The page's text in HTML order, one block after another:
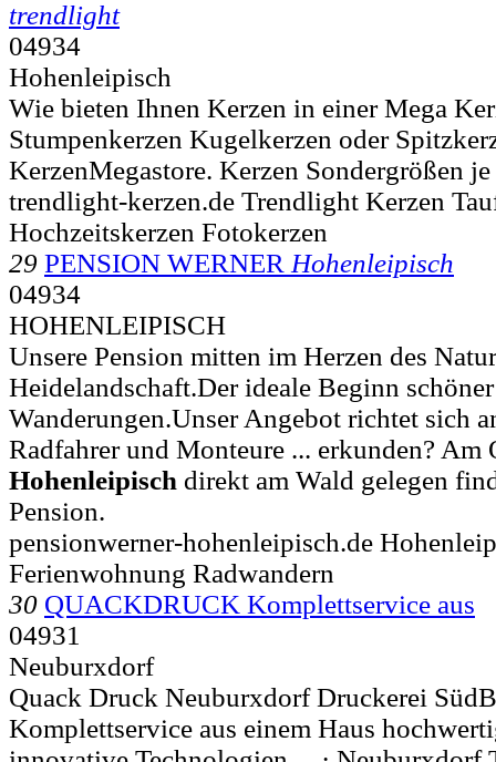
trendlight
04934
Hohenleipisch
Wie bieten Ihnen Kerzen in einer Mega
Stumpenkerzen Kugelkerzen oder
KerzenMegastore. Kerzen Sondergrößen
trendlight-kerzen.de Trendlight Kerzen
Hochzeitskerzen Fotokerzen
29 PENSION WERNER Hohenleipisch
04934
HOHENLEIPISCH
Unsere Pension mitten im Herzen des
Heidelandschaft.Der ideale Beginn
Wanderungen.Unser Angebot richtet sich
Radfahrer und Monteure ... erkunden? Am
Hohenleipisch direkt am Wald gelegen
Pension.
pensionwerner-hohenleipisch.de
Ferienwohnung Radwandern
30 QUACKDRUCK Komplettservice aus
04931
Neuburxdorf
Quack Druck Neuburxdorf Druckerei
Komplettservice aus einem Haus